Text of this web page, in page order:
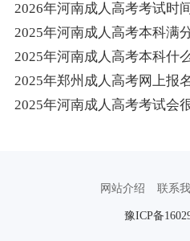
2026年河南成人高考考试时
2025年河南成人高考本科满
2025年河南成人高考本科什
2025年郑州成人高考网上报
2025年河南成人高考考试会
网站介绍 联系
豫ICP备